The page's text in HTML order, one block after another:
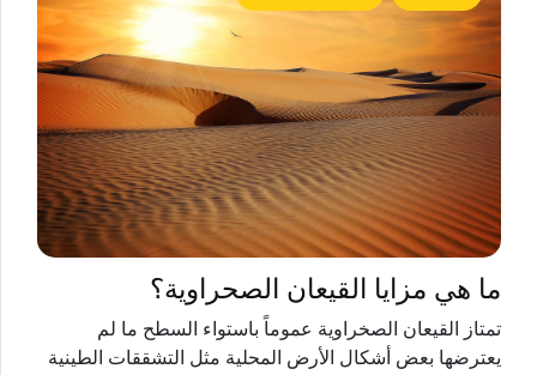
ما هي مزايا القيعان الصحراوية؟
تمتاز القيعان الصخراوية عموماً باستواء السطح ما لم
يعترضها بعض أشكال الأرض المحلية مثل التشققات الطينية